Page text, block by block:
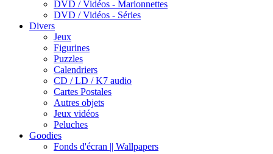
DVD / Vidéos - Marionnettes
DVD / Vidéos - Séries
Divers
Jeux
Figurines
Puzzles
Calendriers
CD / LD / K7 audio
Cartes Postales
Autres objets
Jeux vidéos
Peluches
Goodies
Fonds d'écran || Wallpapers